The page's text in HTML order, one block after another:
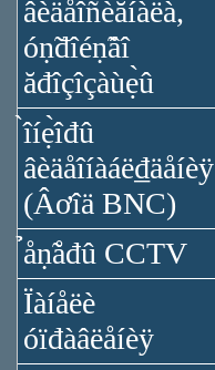
âèäåîñèăíàëà,
óṇ̃đîéṇ̃âî
ăđîçîçàùẹ̀û
̀îíẹ̀îđû
âèäåîíàáë₫äåíèÿ
(Âơîä BNC)
̉åṇ̃åđû CCTV
Ïàíåëè
óïđàâëåíèÿ